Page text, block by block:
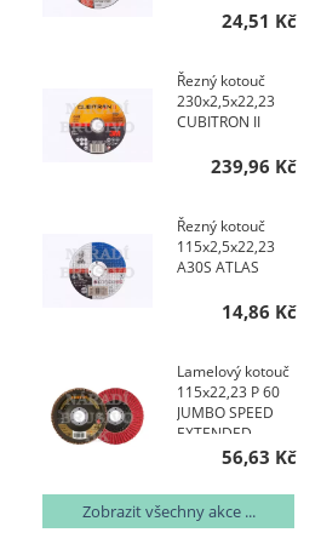
24,51 Kč
Řezný kotouč
230x2,5x22,23
CUBITRON II
239,96 Kč
Řezný kotouč
115x2,5x22,23
A30S ATLAS
14,86 Kč
Lamelový kotouč
115x22,23 P 60
JUMBO SPEED
EXTENDED
TOPline talířový
56,63 Kč
Zobrazit všechny akce ...